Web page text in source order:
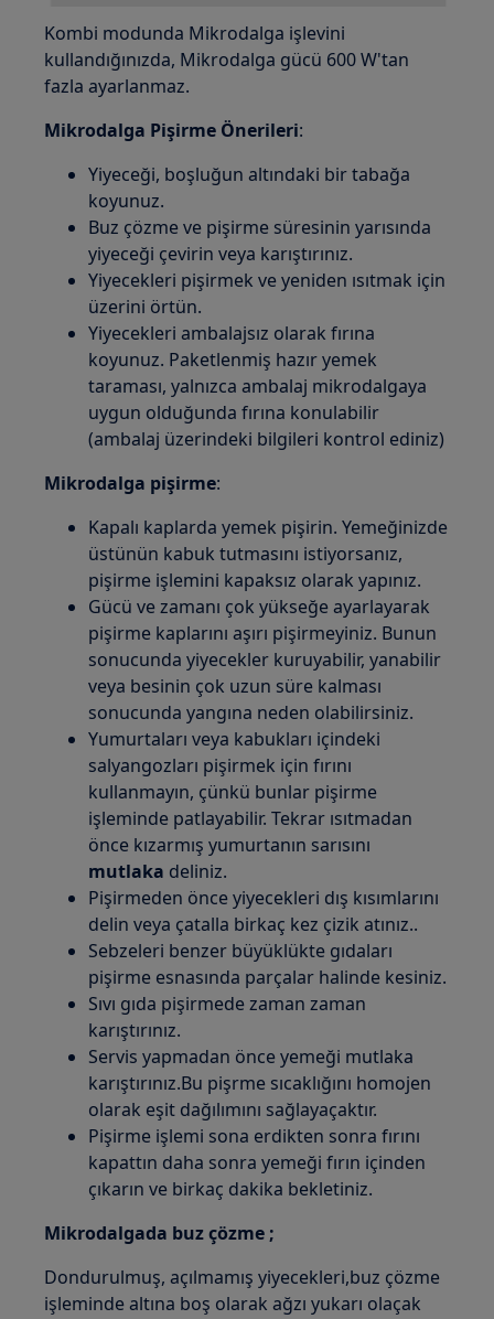
Kombi modunda Mikrodalga işlevini
kullandığınızda, Mikrodalga gücü 600 W'tan
fazla ayarlanmaz.
Mikrodalga Pişirme Önerileri:
Yiyeceği, boşluğun altındaki bir tabağa
koyunuz.
Buz çözme ve pişirme süresinin yarısında
yiyeceği çevirin veya karıştırınız.
Yiyecekleri pişirmek ve yeniden ısıtmak için
üzerini örtün.
Yiyecekleri ambalajsız olarak fırına
koyunuz. Paketlenmiş hazır yemek
taraması, yalnızca ambalaj mikrodalgaya
uygun olduğunda fırına konulabilir
(ambalaj üzerindeki bilgileri kontrol ediniz)
Mikrodalga pişirme:
Kapalı kaplarda yemek pişirin. Yemeğinizde
üstünün kabuk tutmasını istiyorsanız,
pişirme işlemini kapaksız olarak yapınız.
Gücü ve zamanı çok yükseğe ayarlayarak
pişirme kaplarını aşırı pişirmeyiniz. Bunun
sonucunda yiyecekler kuruyabilir, yanabilir
veya besinin çok uzun süre kalması
sonucunda yangına neden olabilirsiniz.
Yumurtaları veya kabukları içindeki
salyangozları pişirmek için fırını
kullanmayın, çünkü bunlar pişirme
işleminde patlayabilir. Tekrar ısıtmadan
önce kızarmış yumurtanın sarısını
mutlaka deliniz.
Pişirmeden önce yiyecekleri dış kısımlarını
delin veya çatalla birkaç kez çizik atınız..
Sebzeleri benzer büyüklükte gıdaları
pişirme esnasında parçalar halinde kesiniz.
Sıvı gıda pişirmede zaman zaman
karıştırınız.
Servis yapmadan önce yemeği mutlaka
karıştırınız.Bu pişrme sıcaklığını homojen
olarak eşit dağılımını sağlayaçaktır.
Pişirme işlemi sona erdikten sonra fırını
kapattın daha sonra yemeği fırın içinden
çıkarın ve birkaç dakika bekletiniz.
Mikrodalgada buz çözme ;
Dondurulmuş, açılmamış yiyecekleri,buz çözme
işleminde altına boş olarak ağzı yukarı olaçak